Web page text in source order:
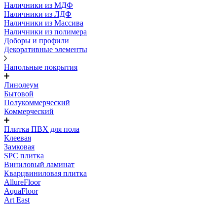
Наличники из МДФ
Наличники из ЛДФ
Наличники из Массива
Наличники из полимера
Доборы и профили
Декоративные элементы
Напольные покрытия
Линолеум
Бытовой
Полукоммерческий
Коммерческий
Плитка ПВХ для пола
Клеевая
Замковая
SPC плитка
Виниловый ламинат
Кварцвиниловая плитка
AllureFloor
AquaFloor
Art East